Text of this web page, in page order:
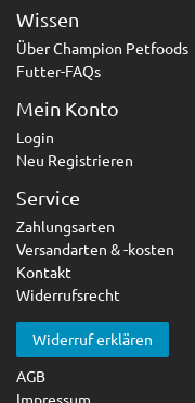
Wissen
Über Champion Petfoods
Futter-FAQs
Mein Konto
Login
Neu Registrieren
Service
Zahlungsarten
Versandarten & -kosten
Kontakt
Widerrufsrecht
Widerruf erklären
AGB
Impressum